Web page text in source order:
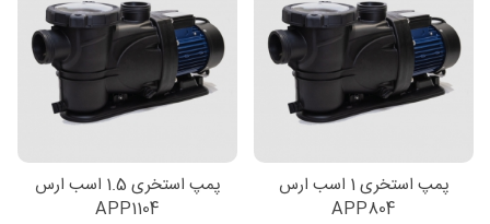
پمپ استخری 1 اسب ارس
APP804
پمپ استخری 1.5 اسب ارس
APP1104